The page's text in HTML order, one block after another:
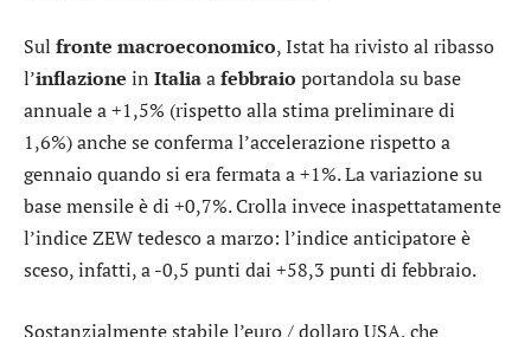
Sul fronte macroeconomico, Istat ha rivisto al ribasso
l’inflazione in Italiaafebbraio portandola su base
annuale a +1,5% (rispetto alla stima preliminare di
1,6%) anche se conferma l’accelerazione rispetto a
gennaio quando si era fermata a +1%. La variazione su
base mensile è di +0,7%. Crolla invece inaspettatamente
l’indice ZEW tedesco a marzo: l’indice anticipatore è
sceso, infatti, a -0,5 punti dai +58,3 punti di febbraio.
Sostanzialmente stabile l’euro / dollaro USA, che